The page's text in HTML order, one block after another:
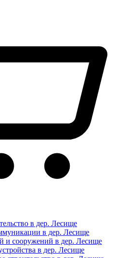
в дер. Лесище
в дер. Лесище
и сооружений в дер. Лесище
в дер. Лесище